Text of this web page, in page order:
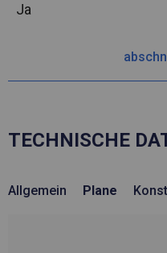
Ja
TECHNISCHE
Allgemein Plane